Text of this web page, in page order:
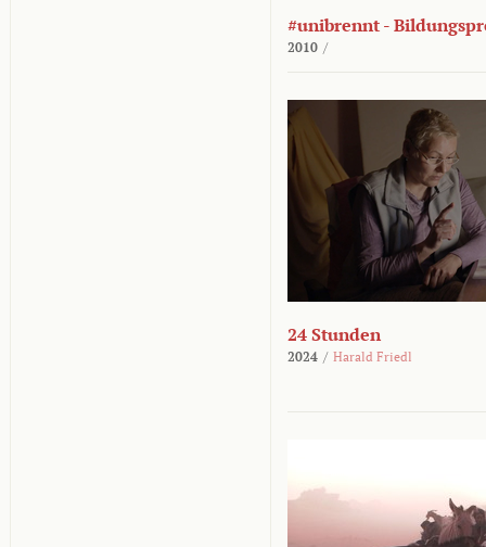
#unibrennt -
2010 /
24 Stunden
2024 / Harald Friedl